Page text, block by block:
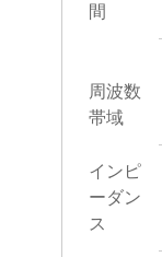
間
周波数
帯域
インピ
ーダン
ス